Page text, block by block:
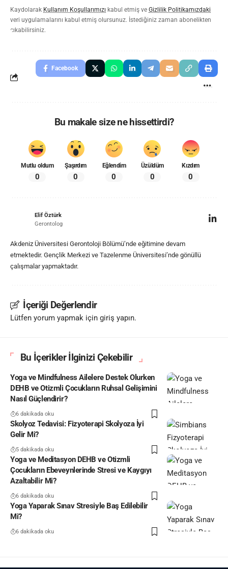
Kaydolarak Kullanım Koşullarımızı kabul etmiş ve Gizlilik Politikamızdaki
veri uygulamalarını kabul etmiş olursunuz. İstediğiniz zaman abonelikten
çıkabilirsiniz.
Facebook
Bu makale size ne hissettirdi?
Mutlu oldum
0
Şaşırdım
0
Eğlendim
0
Üzüldüm
0
Kızdım
0
Elif Öztürk
Gerontolog
Akdeniz Üniversitesi Gerontoloji Bölümü’nde eğitimine devam
etmektedir. Gençlik Merkezi ve Tazelenme Üniversitesi’nde gönüllü
çalışmalar yapmaktadır.
İçeriği Değerlendir
Lütfen yorum yapmak için giriş yapın.
Bu İçerikler İlginizi Çekebilir
Yoga ve Mindfulness Ailelere Destek Olurken
DEHB ve Otizmli Çocukların Ruhsal Gelişimini
Nasıl Güçlendirir?
6 dakikada oku
Skolyoz Tedavisi: Fizyoterapi Skolyoza İyi
Gelir Mi?
5 dakikada oku
Yoga ve Meditasyon DEHB ve Otizmli
Çocukların Ebeveynlerinde Stresi ve Kaygıyı
Azaltabilir Mi?
6 dakikada oku
Yoga Yaparak Sınav Stresiyle Baş Edilebilir
Mi?
6 dakikada oku